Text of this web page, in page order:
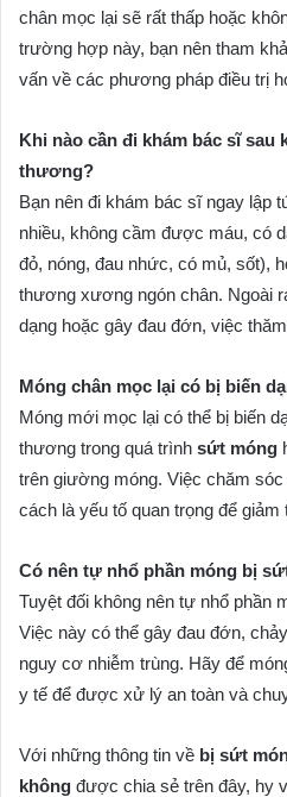
chân mọc lại sẽ rất thấp hoặc
trường hợp này, bạn nên tham
vấn về các phương pháp điều trị
Khi nào cần đi khám bác sĩ sau
thương?
Bạn nên đi khám bác sĩ ngay lập
nhiều, không cầm được máu, có
đỏ, nóng, đau nhức, có mủ, sốt),
thương xương ngón chân. Ngoài
dạng hoặc gây đau đớn, việc
Móng chân mọc lại có bị biến
Móng mới mọc lại có thể bị biến
thương trong quá trình sứt móng
trên giường móng. Việc chăm
cách là yếu tố quan trọng để giảm
Có nên tự nhổ phần móng bị
Tuyệt đối không nên tự nhổ phần
Việc này có thể gây đau đớn,
nguy cơ nhiễm trùng. Hãy để
y tế để được xử lý an toàn và
Với những thông tin về bị sứt
không được chia sẻ trên đây, hy